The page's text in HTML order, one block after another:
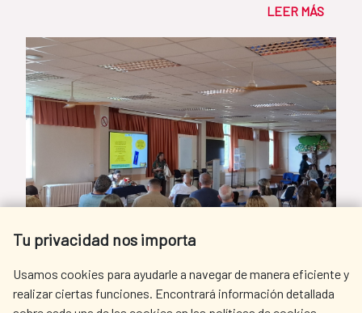
LEER MÁS
Tu privacidad nos importa
Usamos cookies para ayudarle a navegar de manera eficiente y
realizar ciertas funciones. Encontrará información detallada